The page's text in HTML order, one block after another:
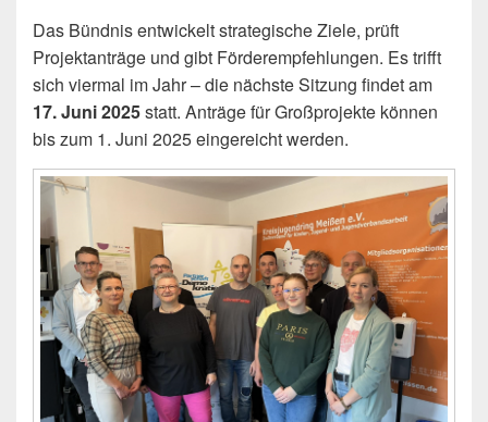
Das Bündnis entwickelt strategische Ziele, prüft
Projektanträge und gibt Förderempfehlungen. Es trifft
sich viermal im Jahr – die nächste Sitzung findet am
17. Juni 2025statt. Anträge für Großprojekte können
bis zum 1. Juni 2025 eingereicht werden.